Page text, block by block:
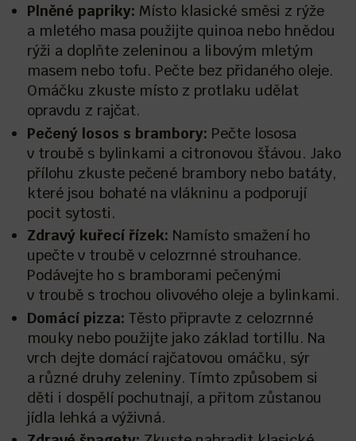
Plněné papriky: Místo klasické směsi z rýže
a mletého masa použijte quinoa nebo hnědou
rýži a doplňte zeleninou a libovým mletým
masem nebo tofu. Pečte bez přidaného oleje.
Omáčku zkuste místo z protlaku udělat
opravdu z rajčat.
Pečený losos s brambory: Pečte lososa
v troubě s bylinkami a citronovou šťávou. Jako
přílohu zkuste pečené brambory nebo batáty,
které jsou bohaté na vlákninu a podporují
pocit sytosti.
Zdravý kuřecí řízek: Namísto smažení ho
upečte v troubě v celozrnné strouhance.
Podávejte ho s bramborami pečenými
v troubě s trochou olivového oleje a bylinkami.
Domácí pizza: Těsto připravte z celozrnné
mouky nebo použijte jako základ tortillu. Na
vrch dejte domácí rajčatovou omáčku, sýr
a různé druhy zeleniny. Tímto způsobem si
děti i dospělí pochutnají, a přitom zůstanou
jídla lehká a výživná.